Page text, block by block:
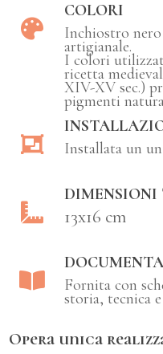
COLORI
Inchiostro
artigianale.
I colori
ricetta
XIV-XV sec.)
pigmenti
Installata un
DIMENSIONI
13x16 cm
Fornita con
storia, tecnica
Opera unica